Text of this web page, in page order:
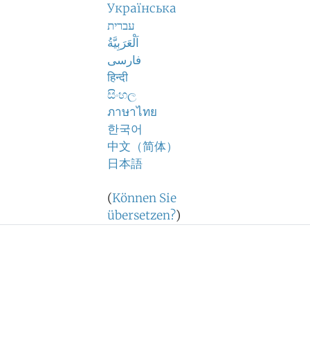
Українська
עברית
اَلْعَرَبِيَّةُ
فارسی
हिन्दी
සිංහල
ภาษาไทย
한국어
中文（简体）
日本語
(Können Sie
übersetzen?)